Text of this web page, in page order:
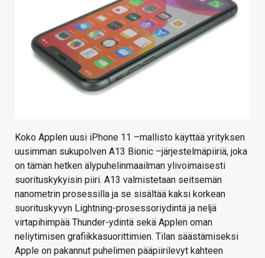
Koko Applen uusi iPhone 11 –mallisto käyttää yrityksen
uusimman sukupolven A13 Bionic –järjestelmäpiiriä, joka
on tämän hetken älypuhelinmaailman ylivoimaisesti
suorituskykyisin piiri. A13 valmistetaan seitsemän
nanometrin prosessilla ja se sisältää kaksi korkean
suorituskyvyn Lightning-prosessoriydintä ja neljä
virtapihimpää Thunder-ydintä sekä Applen oman
neliytimisen grafiikkasuorittimien. Tilan säästämiseksi
Apple on pakannut puhelimen pääpiirilevyt kahteen